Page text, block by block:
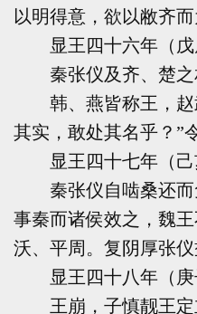
以明得意，欲以敝齐而
显王四十六年（戊
秦张仪及齐、楚之
韩、燕皆称王，赵
其实，敢处其名乎？”
显王四十七年（己
秦张仪自啮桑还而
事秦而诸侯效之，魏
沃、平周。复阴厚张仪
显王四十八年（庚
王崩，子慎靓王定